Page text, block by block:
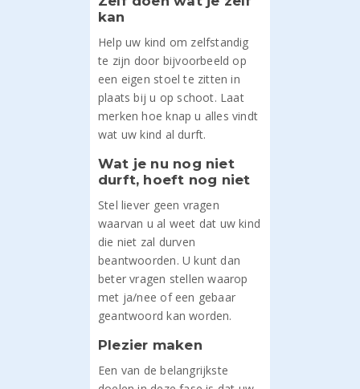
kan
Help uw kind om zelfstandig
te zijn door bijvoorbeeld op
een eigen stoel te zitten in
plaats bij u op schoot. Laat
merken hoe knap u alles vindt
wat uw kind al durft.
Wat je nu nog niet
durft, hoeft nog niet
Stel liever geen vragen
waarvan u al weet dat uw kind
die niet zal durven
beantwoorden. U kunt dan
beter vragen stellen waarop
met ja/nee of een gebaar
geantwoord kan worden.
Plezier maken
Een van de belangrijkste